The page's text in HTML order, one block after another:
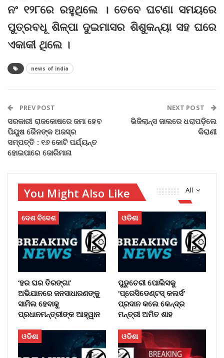
ନଂ ୧୨୮ରେ ରହୁଥିଲେ । ତେବେ ଘଟଣା ସମୟରେ
ପୁତ୍ରବଧୂ ଶିଳ୍ପା ଦୁଇମାସର ଶିଶୁକନ୍ୟା ସହ ଘରେ
ଏକାକୀ ଥିଲେ ।
news of india
PREV POST
ସରକାରୀ ରାଜକୋଷରେ ଜମା ହେବ
ପିୟୁଷ ଜୈନଙ୍କ ଅଜସ୍ର
ସମ୍ପତ୍ତି : ୧୬ କୋଟି ପର୍ଯ୍ୟନ୍ତ
ହୋଇପାରେ ଜୋରିମାନା
NEXT POST
ଭିଜିଲାନ୍ସ ଜାଲରେ ଧରାପଡ଼ିଲେ
କିରାଣୀ
All
You Might Also Like
ଦେଶ ବିଦେଶ
‘ହର ଘର ତିରଙ୍ଗା’
ଅଭିଯାନରେ ଜନସାଧାରଣଙ୍କୁ
ସାମିଲ ହେବାକୁ
ପ୍ରଧାନମନ୍ତ୍ରୀଙ୍କ ଆହ୍ୱାନ
ଓଡିଶା
ପୁଡୁଚେରୀ ପୋଲିସକୁ
‘ପ୍ରେସିଡେଣ୍ଟସ୍ କଲର୍ସ’
ପ୍ରଦାନ କଲେ କେନ୍ଦ୍ର
ମନ୍ତ୍ରୀ ଅମିତ ଶାହ
ଓଡିଶା ଓଡିଶା